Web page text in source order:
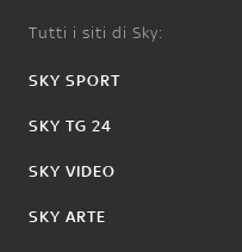
Tutti i siti di Sky:
SKY SPORT
SKY TG 24
SKY VIDEO
SKY ARTE